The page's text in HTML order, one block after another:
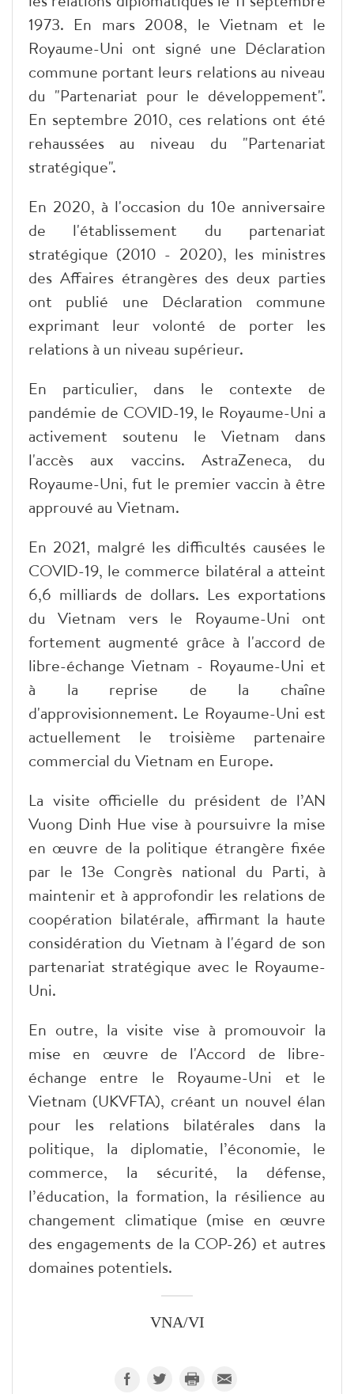
1973. En mars 2008, le Vietnam et le
Royaume-Uni ont signé une Déclaration
commune portant leurs relations au niveau
du "Partenariat pour le développement".
En septembre 2010, ces relations ont été
rehaussées au niveau du "Partenariat
stratégique".
En 2020, à l'occasion du 10e anniversaire
de l'établissement du partenariat
stratégique (2010 - 2020), les ministres
des Affaires étrangères des deux parties
ont publié une Déclaration commune
exprimant leur volonté de porter les
relations à un niveau supérieur.
En particulier, dans le contexte de
pandémie de COVID-19, le Royaume-Uni a
activement soutenu le Vietnam dans
l'accès aux vaccins. AstraZeneca, du
Royaume-Uni, fut le premier vaccin à être
approuvé au Vietnam.
En 2021, malgré les difficultés causées le
COVID-19, le commerce bilatéral a atteint
6,6 milliards de dollars. Les exportations
du Vietnam vers le Royaume-Uni ont
fortement augmenté grâce à l'accord de
libre-échange Vietnam - Royaume-Uni et
à la reprise de la chaîne
d'approvisionnement. Le Royaume-Uni est
actuellement le troisième partenaire
commercial du Vietnam en Europe.
La visite officielle du président de l’AN
Vuong Dinh Hue vise à poursuivre la mise
en œuvre de la politique étrangère fixée
par le 13e Congrès national du Parti, à
maintenir et à approfondir les relations de
coopération bilatérale, affirmant la haute
considération du Vietnam à l'égard de son
partenariat stratégique avec le Royaume-
Uni.
En outre, la visite vise à promouvoir la
mise en œuvre de l'Accord de libre-
échange entre le Royaume-Uni et le
Vietnam (UKVFTA), créant un nouvel élan
pour les relations bilatérales dans la
politique, la diplomatie, l’économie, le
commerce, la sécurité, la défense,
l’éducation, la formation, la résilience au
changement climatique (mise en œuvre
des engagements de la COP-26) et autres
domaines potentiels.
VNA/VI